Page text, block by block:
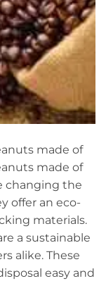
made of
made of
changing the
offer an eco-
materials.
a sustainable
alike. These
easy and